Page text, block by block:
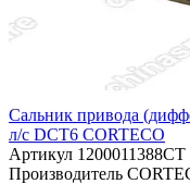
Сальник привода
л/с DCT6 CORTECO
Артикул 1200011388CT
Производитель